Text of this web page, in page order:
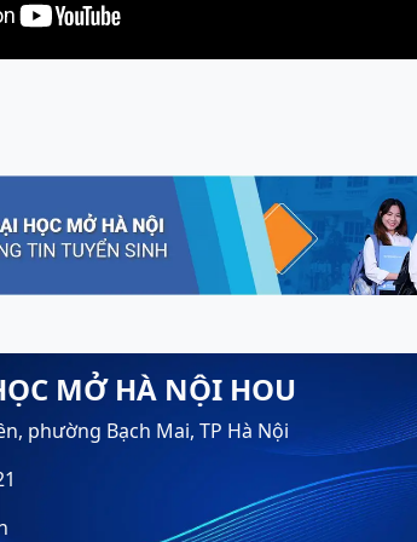
MỞ HÀ NỘI HOU
phường Bạch Mai, TP Hà Nội